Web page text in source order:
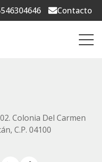
Contacto
Colonia Del Carmen
C.P. 04100